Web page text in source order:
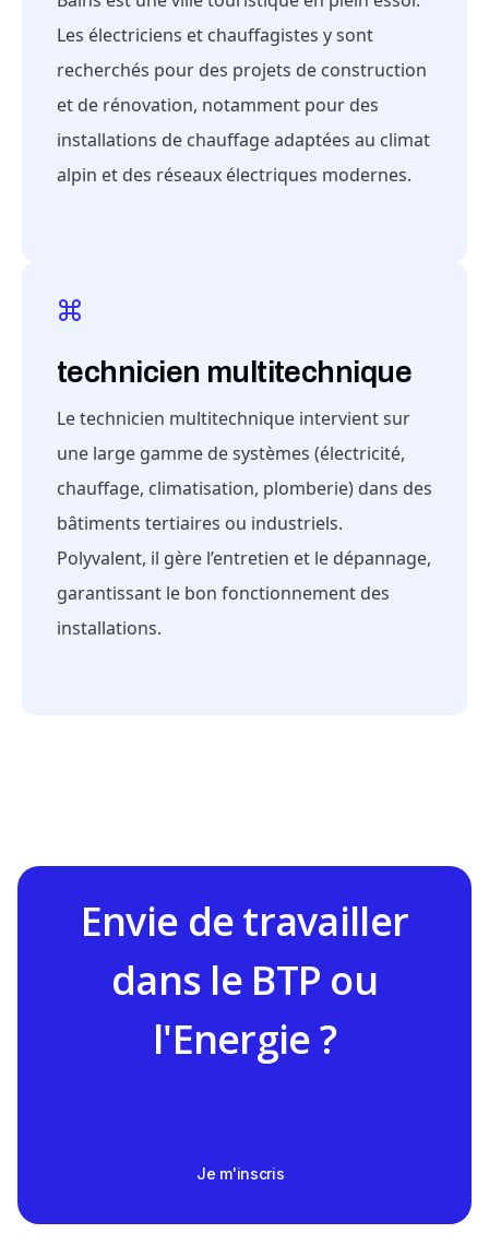
Les électriciens et chauffagistes y sont
recherchés pour des projets de construction
et de rénovation, notamment pour des
installations de chauffage adaptées au climat
alpin et des réseaux électriques modernes.
technicien multitechnique
Le technicien multitechnique intervient sur
une large gamme de systèmes (électricité,
chauffage, climatisation, plomberie) dans des
bâtiments tertiaires ou industriels.
Polyvalent, il gère l’entretien et le dépannage,
garantissant le bon fonctionnement des
installations.
Envie de travailler
dans le BTP ou
l'Energie ?
Je m'inscris